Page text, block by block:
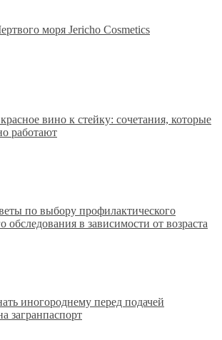
моря Jericho Cosmetics
вино к стейку: сочетания, которые
работают
по выбору профилактического
обследования в зависимости от возраста
иногороднему перед подачей
загранпаспорт